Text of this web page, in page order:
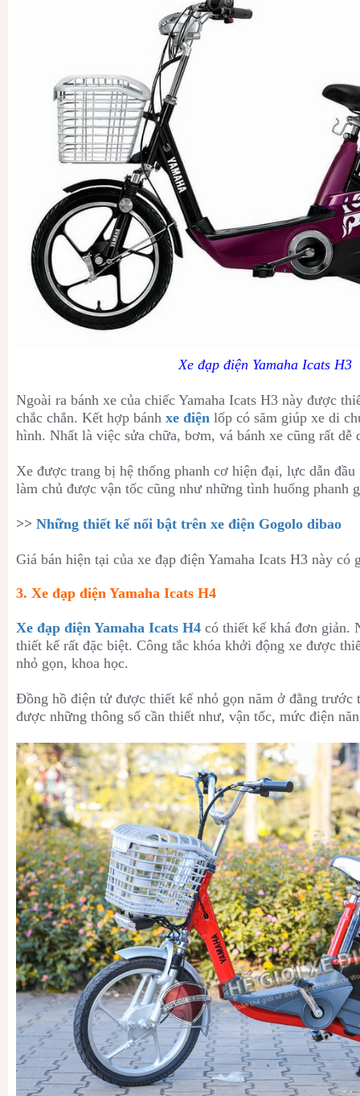
Xe đạp điện Yamaha Icats H3
Ngoài ra bánh xe của chiếc Yamaha Icats H3 này được
chắc chắn. Kết hợp bánh xe điện lốp có săm giúp xe di
hình. Nhất là việc sửa chữa, bơm, vá bánh xe cũng rất dễ
Xe được trang bị hệ thống phanh cơ hiện đại, lực dẫn
làm chủ được vận tốc cũng như những tình huống phanh
>> Những thiết kế nổi bật trên xe điện Gogolo dibao
Giá bán hiện tại của xe đạp điện Yamaha Icats H3 này có
3. Xe đạp điện Yamaha Icats H4
Xe đạp điện Yamaha Icats H4 có thiết kế khá đơn giản.
thiết kế rất đặc biệt. Công tắc khóa khởi động xe được
nhỏ gọn, khoa học.
Đồng hồ điện tử được thiết kế nhỏ gọn năm ở đằng trước
được những thông số cần thiết như, vận tốc, mức điện